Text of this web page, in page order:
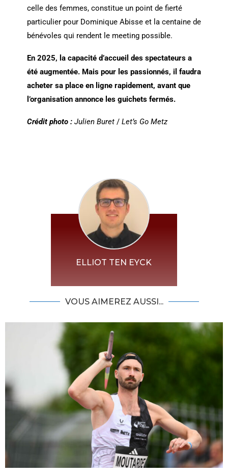
celle des femmes, constitue un point de fierté
particulier pour Dominique Abisse et la centaine de
bénévoles qui rendent le meeting possible.
En 2025, la capacité d’accueil des spectateurs a
été augmentée. Mais pour les passionnés, il faudra
acheter sa place en ligne rapidement, avant que
l’organisation annonce les guichets fermés.
Crédit photo : Julien Buret/ Let’s Go Metz
ELLIOT TEN EYCK
VOUS AIMEREZ AUSSI...